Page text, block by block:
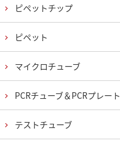
ピペットチップ
ピペット
マイクロチューブ
PCRチューブ＆PCRプレート
テストチューブ